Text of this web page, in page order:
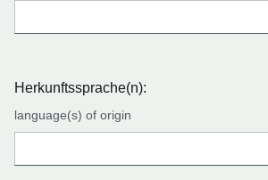
Herkunftssprache(n):
language(s) of origin